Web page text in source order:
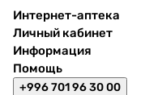
Интернет-аптека
Личный кабинет
Информация
Помощь
+996 701 96 30 00